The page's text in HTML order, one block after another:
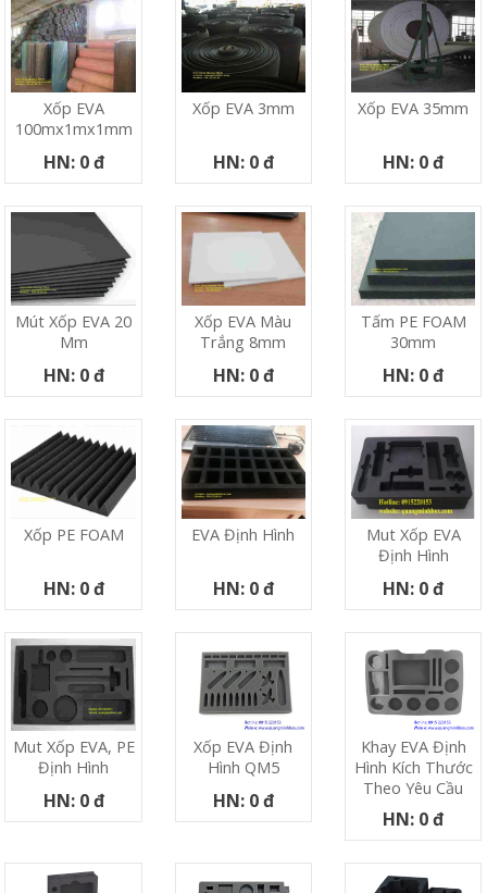
Xốp EVA
100mx1mx1mm
HN: 0 đ
Xốp EVA 3mm
HN: 0 đ
Xốp EVA 35mm
HN: 0 đ
Mút Xốp EVA 20
Mm
HN: 0 đ
Xốp EVA Màu
Trắng 8mm
HN: 0 đ
Tấm PE FOAM
30mm
HN: 0 đ
Xốp PE FOAM
HN: 0 đ
EVA Định Hình
HN: 0 đ
Mut Xốp EVA
Định Hình
HN: 0 đ
Mut Xốp EVA, PE
Định Hình
HN: 0 đ
Xốp EVA Định
Hình QM5
HN: 0 đ
Khay EVA Định
Hình Kích Thước
Theo Yêu Cầu
HN: 0 đ